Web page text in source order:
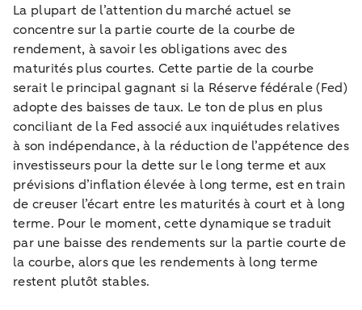
La plupart de l’attention du marché actuel se
concentre sur la partie courte de la courbe de
rendement, à savoir les obligations avec des
maturités plus courtes. Cette partie de la courbe
serait le principal gagnant si la Réserve fédérale (Fed)
adopte des baisses de taux. Le ton de plus en plus
conciliant de la Fed associé aux inquiétudes relatives
à son indépendance, à la réduction de l’appétence des
investisseurs pour la dette sur le long terme et aux
prévisions d’inflation élevée à long terme, est en train
de creuser l’écart entre les maturités à court et à long
terme. Pour le moment, cette dynamique se traduit
par une baisse des rendements sur la partie courte de
la courbe, alors que les rendements à long terme
restent plutôt stables.